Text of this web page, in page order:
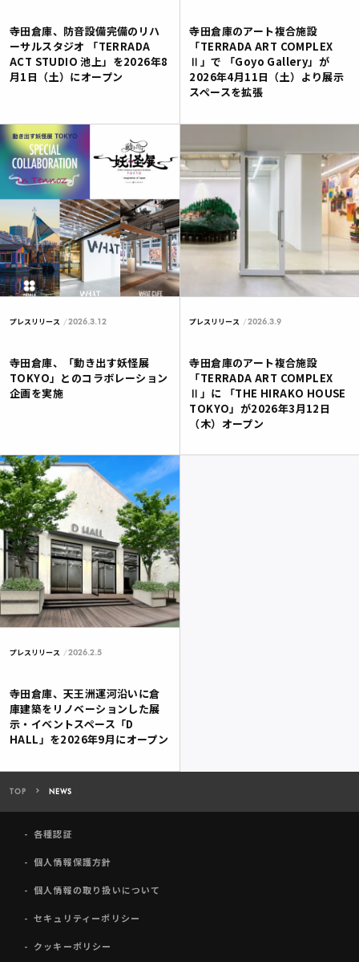
寺田倉庫、防音設備完備のリハ
ーサルスタジオ 「TERRADA
ACT STUDIO 池上」を2026年8
月1日（土）にオープン
寺田倉庫のアート複合施設
「TERRADA ART COMPLEX
Ⅱ」で 「Goyo Gallery」が
2026年4月11日（土）より展示
スペースを拡張
プレスリリース 2026.3.12
寺田倉庫、「動き出す妖怪展
TOKYO」とのコラボレーション
企画を実施
プレスリリース 2026.3.9
寺田倉庫のアート複合施設
「TERRADA ART COMPLEX
Ⅱ」に 「THE HIRAKO HOUSE
TOKYO」が2026年3月12日
（木）オープン
プレスリリース 2026.2.5
寺田倉庫、天王洲運河沿いに倉
庫建築をリノベーションした展
示・イベントスペース「D
HALL」を2026年9月にオープン
TOP NEWS
各種認証
個人情報保護方針
個人情報の取り扱いについて
セキュリティーポリシー
クッキーポリシー